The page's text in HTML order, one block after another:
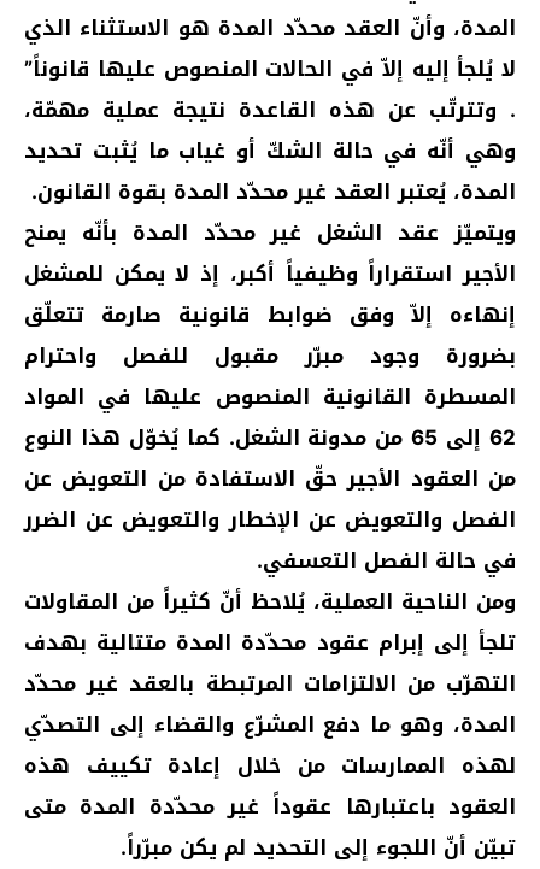
المدة، وأنّ العقد محدّد المدة هو الاستثناء الذي
لا يُلجأ إليه إلاّ في الحالات المنصوص عليها قانوناً”
. وتترتّب عن هذه القاعدة نتيجة عملية مهمّة،
وهي أنّه في حالة الشكّ أو غياب ما يُثبت تحديد
المدة، يُعتبر العقد غير محدّد المدة بقوة القانون.
ويتميّز عقد الشغل غير محدّد المدة بأنّه يمنح
الأجير استقراراً وظيفياً أكبر، إذ لا يمكن للمشغل
إنهاءه إلاّ وفق ضوابط قانونية صارمة تتعلّق
بضرورة وجود مبرّر مقبول للفصل واحترام
المسطرة القانونية المنصوص عليها في المواد
62 إلى 65 من مدونة الشغل. كما يُخوّل هذا النوع
من العقود الأجير حقّ الاستفادة من التعويض عن
الفصل والتعويض عن الإخطار والتعويض عن الضرر
في حالة الفصل التعسفي.
ومن الناحية العملية، يُلاحظ أنّ كثيراً من المقاولات
تلجأ إلى إبرام عقود محدّدة المدة متتالية بهدف
التهرّب من الالتزامات المرتبطة بالعقد غير محدّد
المدة، وهو ما دفع المشرّع والقضاء إلى التصدّي
لهذه الممارسات من خلال إعادة تكييف هذه
العقود باعتبارها عقوداً غير محدّدة المدة متى
تبيّن أنّ اللجوء إلى التحديد لم يكن مبرّراً.